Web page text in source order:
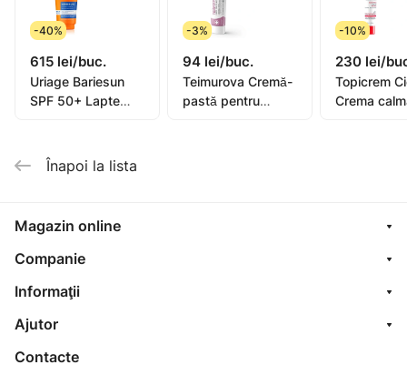
-40%
615 lei/buc.
Uriage Bariesun
SPF 50+ Lapte
-3%
94 lei/buc.
Teimurova Cremă-
pastă pentru
-10%
230 lei/
Topicrem
Crema
Înapoi la lista
Magazin online
Companie
Informaţii
Ajutor
Contacte